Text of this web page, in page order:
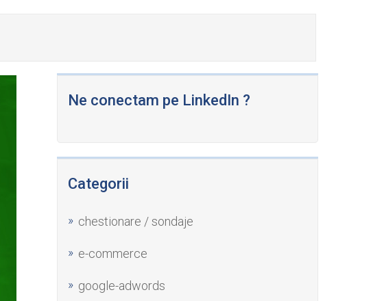
Ne conectam pe LinkedIn ?
Categorii
chestionare / sondaje
e-commerce
google-adwords